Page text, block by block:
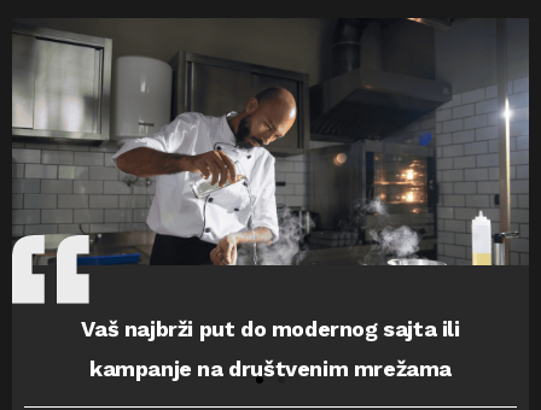
Vaš najbrži put do modernog sajta ili
kampanje na društvenim mrežama